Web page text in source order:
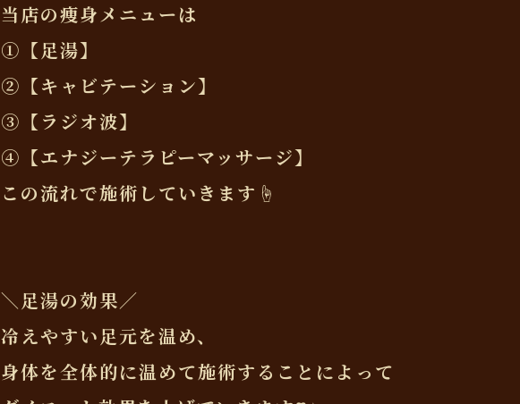
当店の痩身メニューは
①【足湯】
②【キャビテーション】
③【ラジオ波】
④【エナジーテラピーマッサージ】
この流れで施術していきます☝️
＼足湯の効果／
冷えやすい足元を温め、
身体を全体的に温めて施術することによって